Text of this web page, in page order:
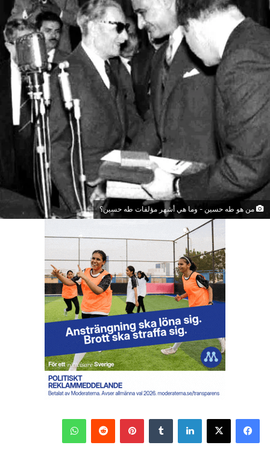
من هو طه حسين - وما هي أشهر مؤلفات طه حسين؟
فيسبوك لينكدإن بينتيريست